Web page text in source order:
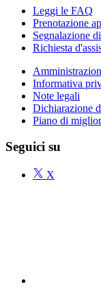
Leggi le FAQ
Prenotazione
Segnalazione
Richiesta
Informativa
Note legali
Dichiarazione
Piano di
Seguici su
X